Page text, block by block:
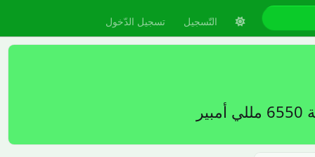
التّسجيل تسجيل الدّخول